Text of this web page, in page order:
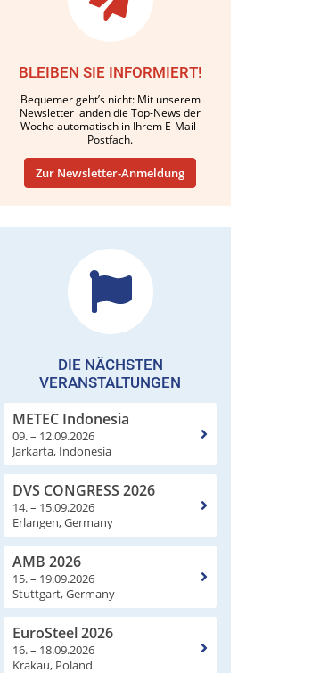
BLEIBEN SIE INFORMIERT!
Bequemer geht’s nicht: Mit unserem
Newsletter landen die Top-News der
Woche automatisch in Ihrem E-Mail-
Postfach.
Zur Newsletter-Anmeldung
DIE NÄCHSTEN
VERANSTALTUNGEN
METEC Indonesia
09. – 12.09.2026
Jarkarta, Indonesia
DVS CONGRESS 2026
14. – 15.09.2026
Erlangen, Germany
AMB 2026
15. – 19.09.2026
Stuttgart, Germany
EuroSteel 2026
16. – 18.09.2026
Krakau, Poland